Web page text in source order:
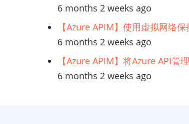
6 months 2 weeks ago
【Azure APIM】使用虚拟网络
6 months 2 weeks ago
【Azure APIM】将Azure API
6 months 2 weeks ago